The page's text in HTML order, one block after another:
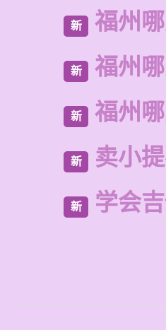
新 福州
新 福州
新 福州
新 卖小
新 学会